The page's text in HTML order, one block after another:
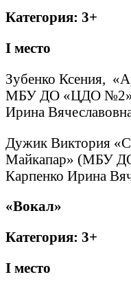
Категория: 3+
I место
Зубенко Ксения,
МБУ ДО «ЦДО №2»
Ирина
Дужик Виктория
Майкапар» (МБУ
Карпенко Ирина
«Вокал»
Категория: 3+
I место